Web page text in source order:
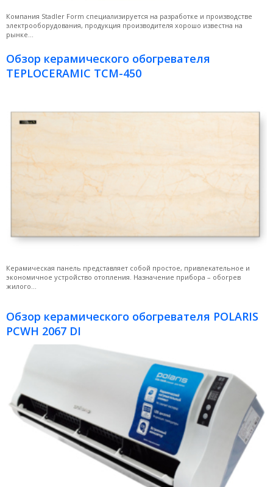
Компания Stadler Form специализируется на разработке и производстве
электрооборудования, продукция производителя хорошо известна на
рынке...
Обзор керамического обогревателя
TEPLOCERAMIC TCM-450
Керамическая панель представляет собой простое, привлекательное и
экономичное устройство отопления. Назначение прибора – обогрев
жилого...
Обзор керамического обогревателя POLARIS
PCWH 2067 DI